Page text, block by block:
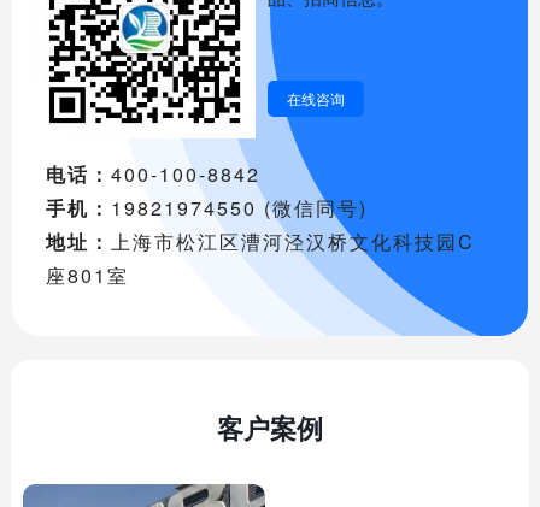
在线咨询
电话： 400-100-8842
手机： 19821974550 (微信同号)
地址： 上海市松江区漕河泾汉桥文化科技园C
座801室
客户案例